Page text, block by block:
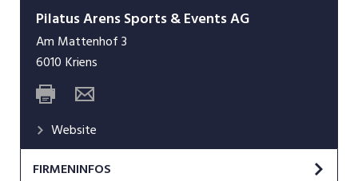
Pilatus Arens Sports & Events AG
Am Mattenhof 3
6010 Kriens
Website
FIRMENINFOS